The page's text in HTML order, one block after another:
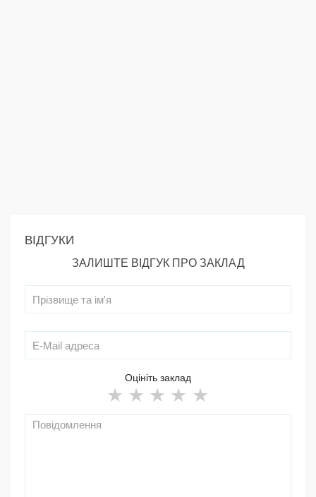
ВІДГУКИ
ЗАЛИШТЕ ВІДГУК ПРО ЗАКЛАД
Оцініть заклад